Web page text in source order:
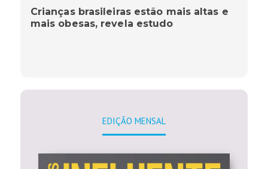
Crianças brasileiras estão mais altas e
mais obesas, revela estudo
EDIÇÃO MENSAL